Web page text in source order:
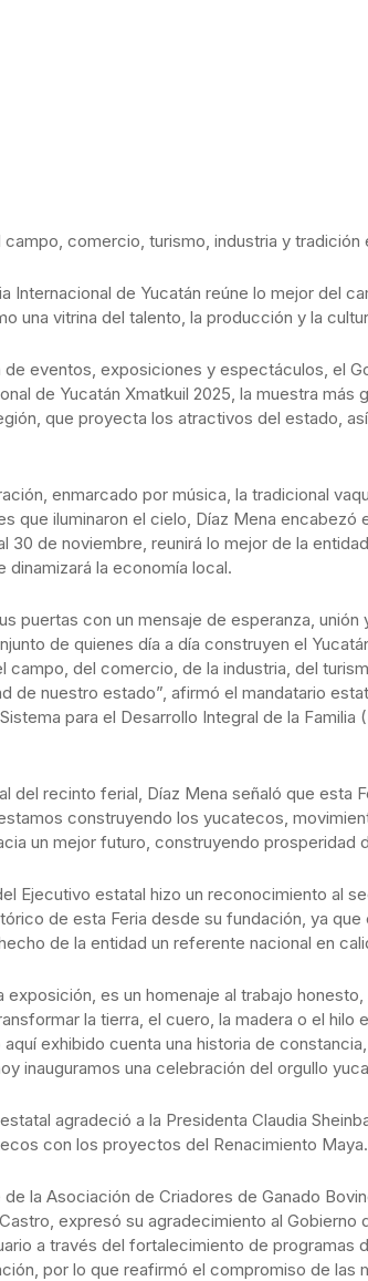
campo, comercio, turismo, industria y tradición
Internacional de Yucatán reúne lo mejor del
una vitrina del talento, la producción y la
eventos, exposiciones y espectáculos, el
de Yucatán Xmatkuil 2025, la muestra más
que proyecta los atractivos del estado,
enmarcado por música, la tradicional
que iluminaron el cielo, Díaz Mena encabezó
30 de noviembre, reunirá lo mejor de la
dinamizará la economía local.
puertas con un mensaje de esperanza,
de quienes día a día construyen el
campo, del comercio, de la industria, del
de nuestro estado”, afirmó el mandatario
para el Desarrollo Integral de la Familia
del recinto ferial, Díaz Mena señaló que esta
construyendo los yucatecos,
un mejor futuro, construyendo prosperidad
Ejecutivo estatal hizo un reconocimiento al
de esta Feria desde su fundación, ya
de la entidad un referente nacional en
exposición, es un homenaje al trabajo
la tierra, el cuero, la madera o el hilo
exhibido cuenta una historia de
inauguramos una celebración del orgullo
agradeció a la Presidenta Claudia
con los proyectos del Renacimiento Maya.
la Asociación de Criadores de Ganado
expresó su agradecimiento al Gobierno
a través del fortalecimiento de programas
por lo que reafirmó el compromiso de las